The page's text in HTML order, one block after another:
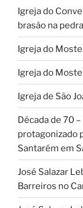
Igreja do
brasão na
Igreja do
Igreja do
Igreja de São
Década de 70
protagonizado
Santarém em
José Salazar
Barreiros no